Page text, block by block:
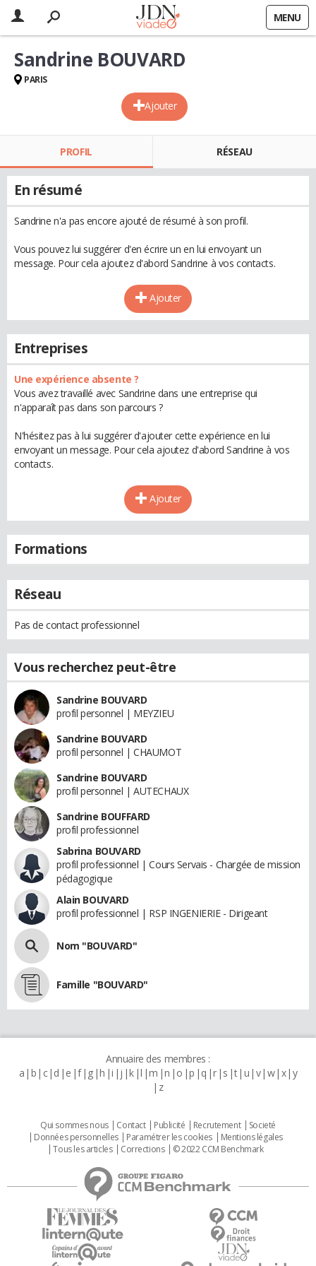
MENU
Ajouter
Sandrine BOUVARD
PARIS
PROFIL RÉSEAU
En résumé
Sandrine n'a pas encore ajouté de résumé à son profil.
Vous pouvez lui suggérer d'en écrire un en lui envoyant un
message. Pour cela ajoutez d'abord Sandrine à vos contacts.
Ajouter
Entreprises
Une expérience absente ?
Vous avez travaillé avec Sandrine dans une entreprise qui
n'apparaît pas dans son parcours ?
N'hésitez pas à lui suggérer d'ajouter cette expérience en lui
envoyant un message. Pour cela ajoutez d'abord Sandrine à vos
contacts.
Ajouter
Formations
Réseau
Pas de contact professionnel
Vous recherchez peut-être
Sandrine BOUVARD
profil personnel | MEYZIEU
Sandrine BOUVARD
profil personnel | CHAUMOT
Sandrine BOUVARD
profil personnel | AUTECHAUX
Sandrine BOUFFARD
profil professionnel
Sabrina BOUVARD
profil professionnel | Cours Servais - Chargée de mission
pédagogique
Alain BOUVARD
profil professionnel | RSP INGENIERIE - Dirigeant
Nom "BOUVARD"
Famille "BOUVARD"
Annuaire des membres :
a b c d e f g h i j k l m n o p q r s t u v w x y
z
Qui sommes nous Contact Publicité Recrutement
Societé
Données personnelles
Paramétrer les cookies
Mentions légales
Tous les articles
Corrections © 2022 CCM Benchmark